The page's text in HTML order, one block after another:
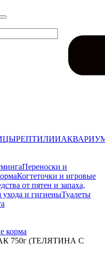
РЕПТИЛИИ
Переноски и
Когтеточки и игровые
от пятен и запаха,
ухода и гигиеныТуалеты
корма
750г (ТЕЛЯТИНА С